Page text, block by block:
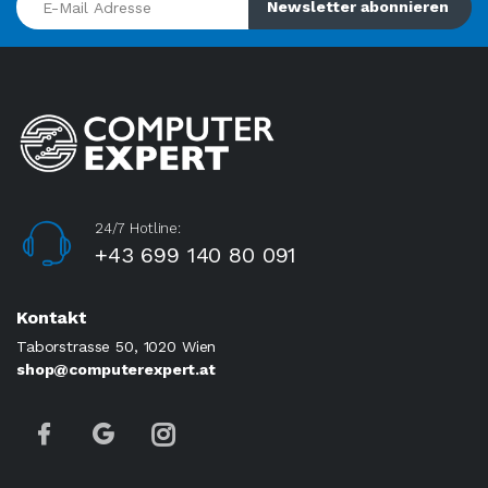
Newsletter abonnieren
24/7 Hotline:
+43 699 140 80 091
Kontakt
Taborstrasse 50, 1020 Wien
shop@computerexpert.at